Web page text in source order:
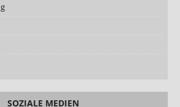
SOZIALE MEDIEN